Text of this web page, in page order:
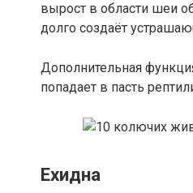
вырост в области шеи
долго создаёт
Дополнительная
попадает в пасть
Ехидна